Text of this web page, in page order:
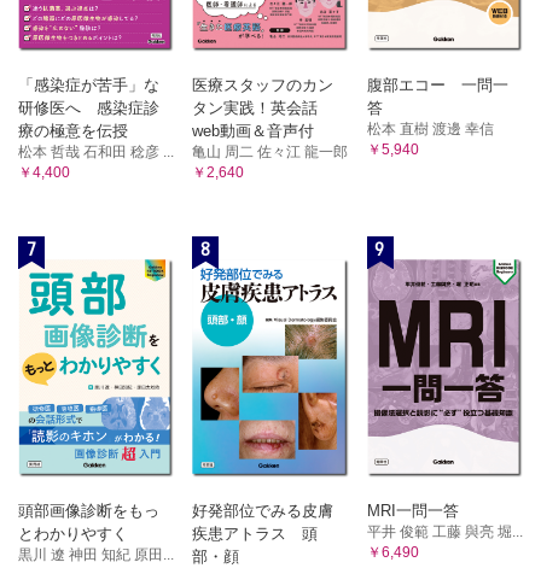
「感染症が苦手」な
研修医へ 感染症診
療の極意を伝授
松本 哲哉 石和田 稔彦 ...
￥4,400
医療スタッフのカン
タン実践！英会話
web動画＆音声付
亀山 周二 佐々江 龍一郎
￥2,640
腹部エコー 一問一
答
松本 直樹 渡邊 幸信
￥5,940
7
頭部画像診断をもっ
とわかりやすく
黒川 遼 神田 知紀 原田...
8
好発部位でみる皮膚
疾患アトラス 頭
部・顔
9
MRI一問一答
平井 俊範 工藤 與亮 堀...
￥6,490